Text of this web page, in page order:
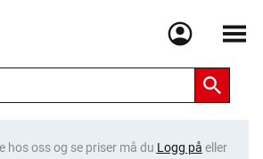
Meny
hos oss og se priser må du Logg på eller